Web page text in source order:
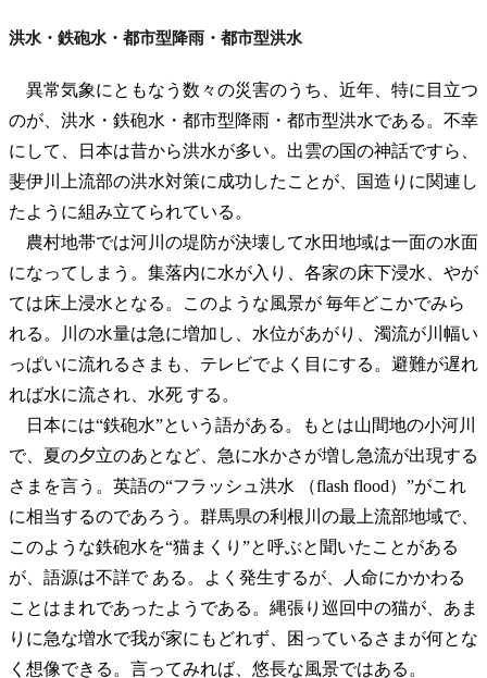
洪水・鉄砲水・都市型降雨・都市型洪水
異常気象にともなう数々の災害のうち、近年、特に目立つ
のが、洪水・鉄砲水・都市型降雨・都市型洪水である。不幸
にして、日本は昔から洪水が多い。出雲の国の神話ですら、
斐伊川上流部の洪水対策に成功したことが、国造りに関連し
たように組み立てられている。
農村地帯では河川の堤防が決壊して水田地域は一面の水面
になってしまう。集落内に水が入り、各家の床下浸水、やが
ては床上浸水となる。このような風景が 毎年どこかでみら
れる。川の水量は急に増加し、水位があがり、濁流が川幅い
っぱいに流れるさまも、テレビでよく目にする。避難が遅れ
れば水に流され、水死 する。
日本には“鉄砲水”という語がある。もとは山間地の小河川
で、夏の夕立のあとなど、急に水かさが増し急流が出現する
さまを言う。英語の“フラッシュ洪水 （flash flood）”がこれ
に相当するのであろう。群馬県の利根川の最上流部地域で、
このような鉄砲水を“猫まくり”と呼ぶと聞いたことがある
が、語源は不詳で ある。よく発生するが、人命にかかわる
ことはまれであったようである。縄張り巡回中の猫が、あま
りに急な増水で我が家にもどれず、困っているさまが何とな
く想像できる。言ってみれば、悠長な風景ではある。